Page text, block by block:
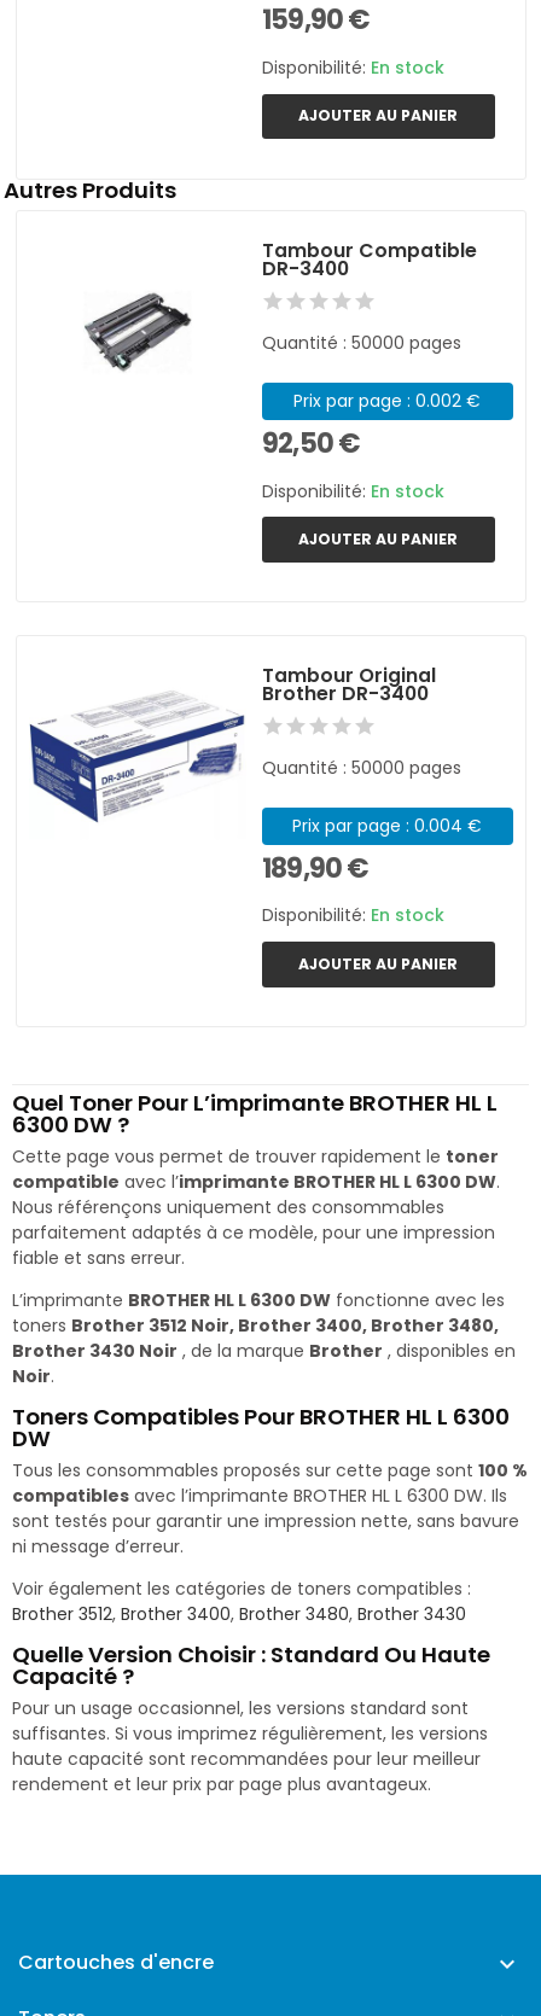
159,90 €
Disponibilité: En stock
AJOUTER AU PANIER
Autres Produits
Tambour Compatible
DR-3400
Quantité : 50000 pages
Prix par page : 0.002 €
92,50 €
Disponibilité: En stock
AJOUTER AU PANIER
Tambour Original
Brother DR-3400
Quantité : 50000 pages
Prix par page : 0.004 €
189,90 €
Disponibilité: En stock
AJOUTER AU PANIER
Quel Toner Pour L’imprimante BROTHER HL L
6300 DW ?
Cette page vous permet de trouver rapidement le toner
compatible avec l’imprimante BROTHER HL L 6300 DW.
Nous référençons uniquement des consommables
parfaitement adaptés à ce modèle, pour une impression
fiable et sans erreur.
L’imprimante BROTHER HL L 6300 DW fonctionne avec les
toners Brother 3512 Noir, Brother 3400, Brother 3480,
Brother 3430 Noir , de la marque Brother , disponibles en
Noir.
Toners Compatibles Pour BROTHER HL L 6300
DW
Tous les consommables proposés sur cette page sont 100 %
compatibles avec l’imprimante BROTHER HL L 6300 DW. Ils
sont testés pour garantir une impression nette, sans bavure
ni message d’erreur.
Voir également les catégories de toners compatibles :
Brother 3512, Brother 3400, Brother 3480, Brother 3430
Quelle Version Choisir : Standard Ou Haute
Capacité ?
Pour un usage occasionnel, les versions standard sont
suffisantes. Si vous imprimez régulièrement, les versions
haute capacité sont recommandées pour leur meilleur
rendement et leur prix par page plus avantageux.
Cartouches d'encre 